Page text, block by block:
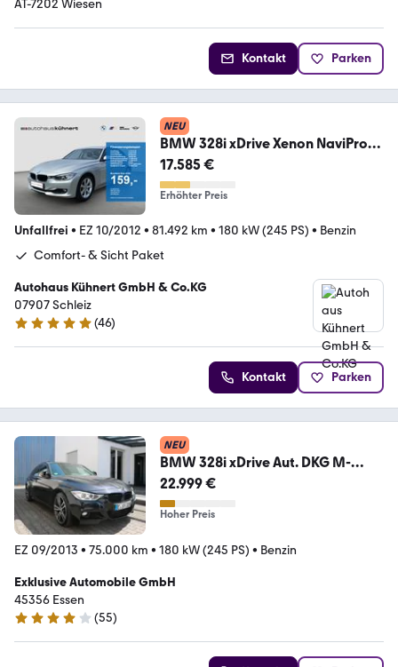
AT-7202 Wiesen
Kontakt Parken
NEU
BMW 328i xDrive Xenon NaviProf.
Durchlade Lenkradhzg
17.585 €
Erhöhter Preis
Unfallfrei • EZ 10/2012 • 81.492 km • 180 kW (245 PS) • Benzin
Comfort- & Sicht Paket
Autohaus Kühnert GmbH & Co.KG
07907 Schleiz
5 Sterne
(46)
Kontakt Parken
NEU
BMW 328i xDrive Aut. DKG M-
Sportpaket ERST-75.000KM
22.999 €
Hoher Preis
EZ 09/2013 • 75.000 km • 180 kW (245 PS) • Benzin
Exklusive Automobile GmbH
45356 Essen
4.2 Sterne
(55)